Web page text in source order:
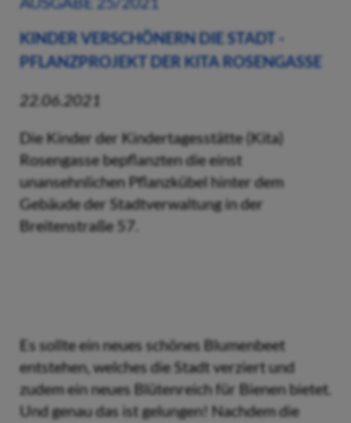
KINDER VERSCHÖNERN DIE STADT -
PFLANZPROJEKT DER KITA ROSENGASSE
22.06.2021
Die Kinder der Kindertagesstätte (Kita)
Rosengasse bepflanzten die einst
unansehnlichen Pflanzkübel hinter dem
Gebäude der Stadtverwaltung in der
Breitenstraße 57.
Es sollte ein neues schönes Blumenbeet
entstehen, welches die Stadt verziert und
zudem ein neues Blütenreich für Bienen bietet.
Und genau das ist gelungen! Nachdem die